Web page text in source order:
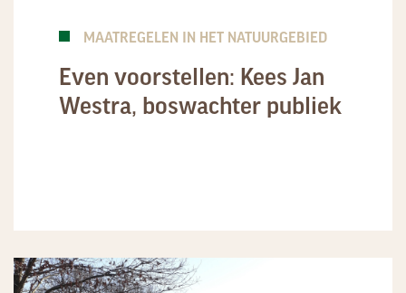
MAATREGELEN IN HET NATUURGEBIED
Even voorstellen: Kees Jan
Westra, boswachter publiek